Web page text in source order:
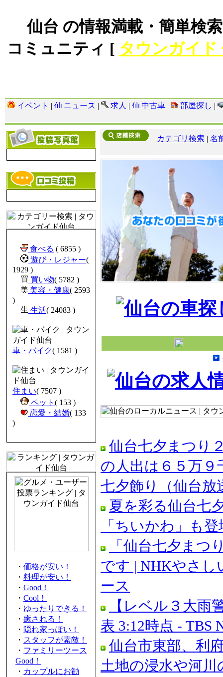
仙台 の情報満載・簡単検
コミュニティ [ タウンガイ
イベント | ニュース | 求人 | 中古車| 部屋探し |
食べる ( 6855 )
遊び・レジャー(
1929 )
買い物( 5782 )
美容・健康( 2593
)
生活( 24083 )
車・バイク( 1581 )
住まい( 7507 )
ペット ( 153 )
恋愛・結婚( 133
)
・ 価格が安い！
・ 料理が安い！
・ Good！
・ Cool！
・ ゆったりできる！
・ 癒される！
・ 隠れ家っぽい！
・ スタッフが素敵！
・ ファミリーツース
Good！
・ カップルにお勧
カテゴリ検索 | 名
仙台七夕まつり
の人出は６５万９
七夕飾り（仙台放
夏を彩る仙台七
「ちいかわ」も
「仙台七夕まつ
です | NHKやさ
ース
【レベル３大雨
表 3:12時点 - TBS
仙台市東部、利
土地の浸水や河